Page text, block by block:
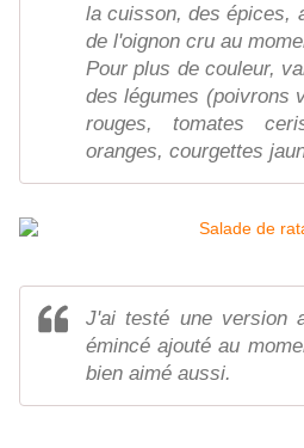
la cuisson, des épices,
de l'oignon cru au
Pour plus de couleur,
des légumes (poivrons
rouges, tomates
oranges, courgettes
J'ai testé une version
émincé ajouté au
bien aimé aussi.